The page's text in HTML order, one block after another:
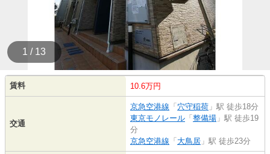
1 / 13
賃料 10.6万円
交通
京急空港線 「 穴守稲荷 」駅 徒歩18分
東京モノレール 「 整備場 」駅 徒歩19
分
京急空港線 「 大鳥居 」駅 徒歩23分